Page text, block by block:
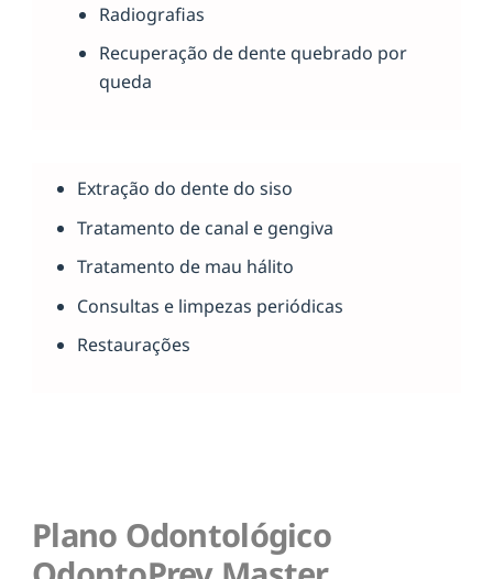
Radiografias
Recuperação de dente quebrado por
queda
Extração do dente do siso
Tratamento de canal e gengiva
Tratamento de mau hálito
Consultas e limpezas periódicas
Restaurações
Plano Odontológico